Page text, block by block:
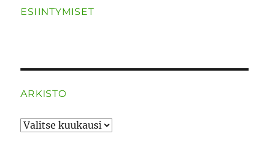
ESIINTYMISET
ARKISTO
ARKISTO